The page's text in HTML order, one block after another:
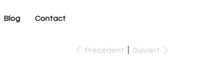
Blog Contact
Précédent Suivant